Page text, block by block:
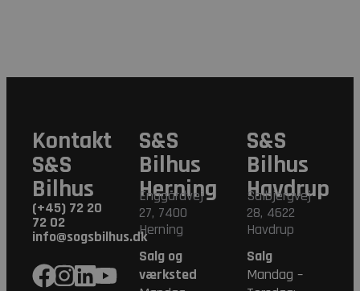
Kontakt
S&S
Bilhus
(+45) 72 20
72 02
info@sogsbilhus.dk
S&S
Bilhus
Herning
Enggårdvej
27, 7400
Herning
Salg og
værksted
S&S
Bilhus
Havdrup
Salbjergvej
28, 4622
Havdrup
Salg
Mandag –